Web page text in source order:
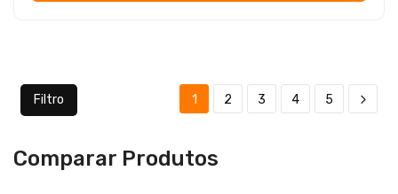
Filtro 1 2 3 4 5
Comparar Produtos